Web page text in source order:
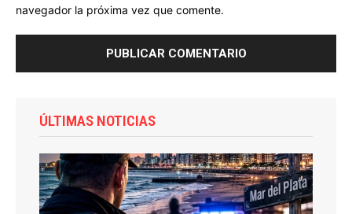
navegador la próxima vez que comente.
ÚLTIMAS NOTICIAS